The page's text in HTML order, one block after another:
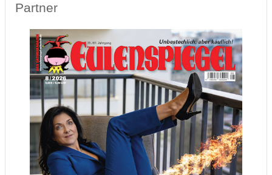
Partner